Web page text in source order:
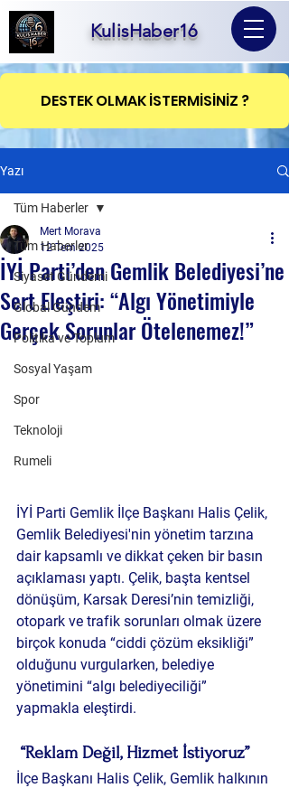
KulisHaber16
DESTEK OLMAK İSTERMİSİNİZ ?
Yazı
Tüm Haberler
Siyaset Gündemi
Global Gündem
Politika ve Toplum
Sosyal Yaşam
Spor
Teknoloji
Rumeli
Tüm Haberler
İYİ Parti’den Gemlik Belediyesi’ne
Sert Eleştiri: “Algı Yönetimiyle
Gerçek Sorunlar Ötelenemez!”
Mert Morava
12 Tem 2025
İYİ Parti Gemlik İlçe Başkanı Halis Çelik,
Gemlik Belediyesi'nin yönetim tarzına
dair kapsamlı ve dikkat çeken bir basın
açıklaması yaptı. Çelik, başta kentsel
dönüşüm, Karsak Deresi’nin temizliği,
otopark ve trafik sorunları olmak üzere
birçok konuda “ciddi çözüm eksikliği”
olduğunu vurgularken, belediye
yönetimini “algı belediyeciliği”
yapmakla eleştirdi.
“Reklam Değil, Hizmet İstiyoruz”
İlçe Başkanı Halis Çelik, Gemlik halkının